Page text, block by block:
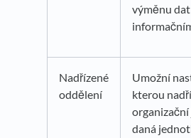
výměnu
Nadřízené
oddělení
Umožní
kterou
daná